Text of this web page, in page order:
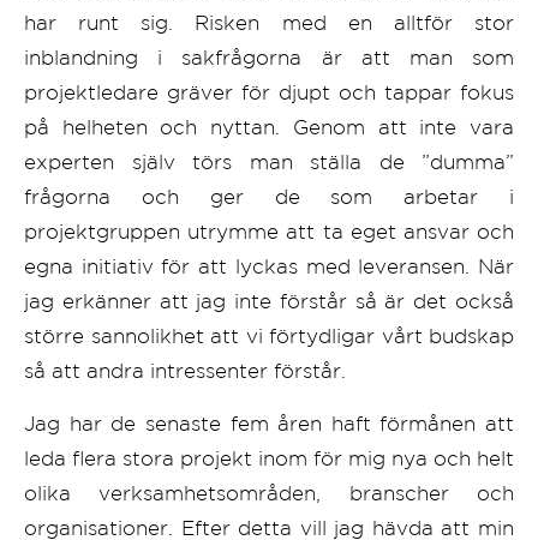
har runt sig. Risken med en alltför stor
inblandning i sakfrågorna är att man som
projektledare gräver för djupt och tappar fokus
på helheten och nyttan. Genom att inte vara
experten själv törs man ställa de ”dumma”
frågorna och ger de som arbetar i
projektgruppen utrymme att ta eget ansvar och
egna initiativ för att lyckas med leveransen. När
jag erkänner att jag inte förstår så är det också
större sannolikhet att vi förtydligar vårt budskap
så att andra intressenter förstår.
Jag har de senaste fem åren haft förmånen att
leda flera stora projekt inom för mig nya och helt
olika verksamhetsområden, branscher och
organisationer. Efter detta vill jag hävda att min